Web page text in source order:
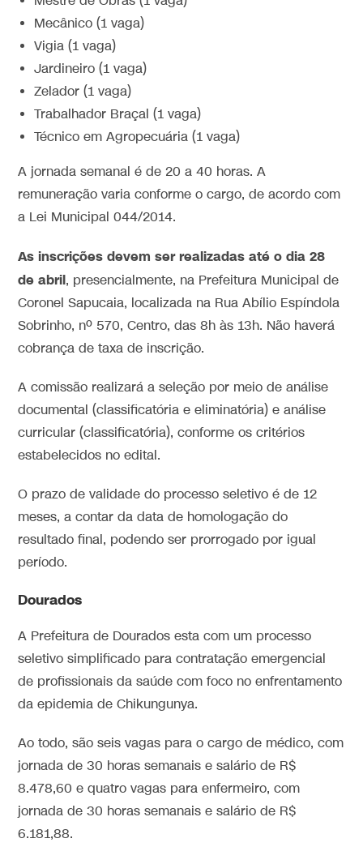
Mecânico (1 vaga)
Vigia (1 vaga)
Jardineiro (1 vaga)
Zelador (1 vaga)
Trabalhador Braçal (1 vaga)
Técnico em Agropecuária (1 vaga)
A jornada semanal é de 20 a 40 horas. A
remuneração varia conforme o cargo, de acordo com
a Lei Municipal 044/2014.
As inscrições devem ser realizadas até o dia 28
de abril, presencialmente, na Prefeitura Municipal de
Coronel Sapucaia, localizada na Rua Abílio Espíndola
Sobrinho, nº 570, Centro, das 8h às 13h. Não haverá
cobrança de taxa de inscrição.
A comissão realizará a seleção por meio de análise
documental (classificatória e eliminatória) e análise
curricular (classificatória), conforme os critérios
estabelecidos no edital.
O prazo de validade do processo seletivo é de 12
meses, a contar da data de homologação do
resultado final, podendo ser prorrogado por igual
período.
Dourados
A Prefeitura de Dourados esta com um processo
seletivo simplificado para contratação emergencial
de profissionais da saúde com foco no enfrentamento
da epidemia de Chikungunya.
Ao todo, são seis vagas para o cargo de médico, com
jornada de 30 horas semanais e salário de R$
8.478,60 e quatro vagas para enfermeiro, com
jornada de 30 horas semanais e salário de R$
6.181,88.